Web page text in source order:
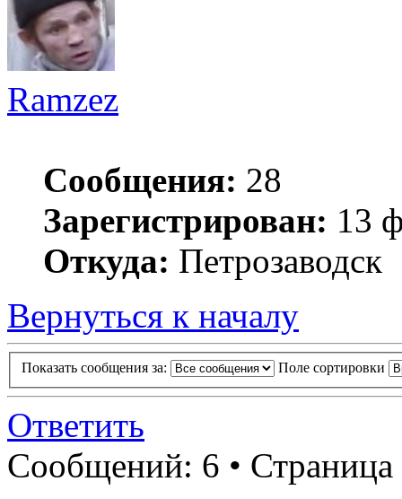
Ramzez
Сообщения: 28
Зарегистрирован: 13
Откуда: Петрозаводск
Вернуться к началу
Показать сообщения за: Поле сортировки
Ответить
Сообщений: 6 • Страница